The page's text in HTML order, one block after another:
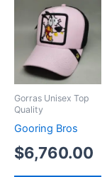
Gorras Unisex Top
Quality
Gooring Bros
$6,760.00